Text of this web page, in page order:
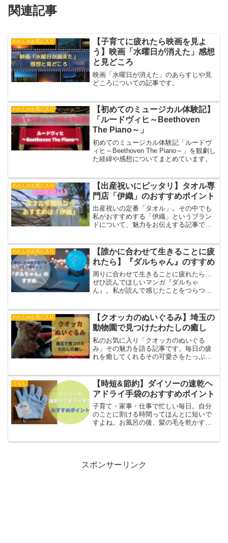
関連記事
わたしのお気に入り
【子育てに疲れたら映画を見よ
う】映画「水曜日が消えた」感想
と見どころ
映画「水曜日が消えた」のあらすじや見
どころについての記事です。
わたしのお気に入り
【初めてのミュージカル体験記】
「ルードヴィヒ～Beethoven
The Piano～」
初めてのミュージカル体験記「ルードヴ
ィヒ～Beethoven The Piano～」を観劇し
た経緯や感想についてまとめています。
わたしのお気に入り
【出産祝いにピッタリ】タオル専
門店「伊織」のおすすめポイント
出産祝いの定番「タオル」。その中でも
私がおすすめする「伊織」というブラン
ドについて、魅力をお伝えする記事で
わたしのお気に入り
【誰かに合わせて生きることに疲
れたら】『ダルちゃん』のすすめ
周りに合わせて生きることに疲れたら…
ぜひ読んでほしいマンガ『ダルちゃ
ん』。私が読んで感じたことをつらつら
わたしのお気に入り
【クオッカのぬいぐるみ】埼玉の
動物園で見つけたわたしの癒し
私のお気に入り「クオッカのぬいぐる
み」その魅力を語る記事です。毎日の疲
れを癒してくれるその可愛さをたっぷり
くらし
【時短&節約】ダイソーの速乾ヘ
アドライ手袋のおすすめポイント
子育て・家事・仕事で忙しい毎日。自分
のことに割ける時間ってほんとに短いで
すよね。お風呂の後、髪の毛を乾かすの
スポンサーリンク